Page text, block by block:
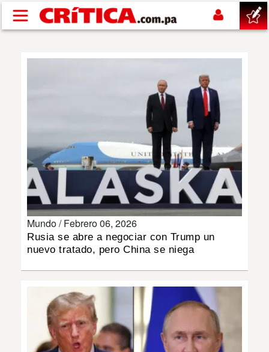
Pasar al contenido principal
POLÍTICA
SHOW
DEPORTES
MULTIMEDIA
Mundo /Febrero 06, 2026
Rusia se abre a negociar con Trump un
nuevo tratado, pero China se niega